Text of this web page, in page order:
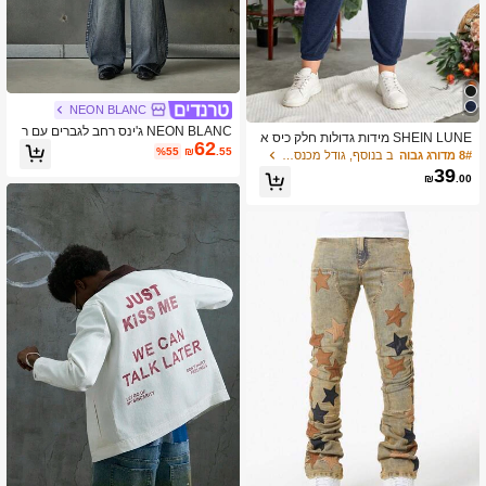
SHEIN LUNE מידות גדולות חלק כיס א
לכסוני מכנסי טרנינג
8# מדורג גבוה
₪39.00
NEON BLANC
NEON BLANC ג'ינס רחב לגברים עם ר
שת מכוסה בגזרה רגילה
₪62.55
%55